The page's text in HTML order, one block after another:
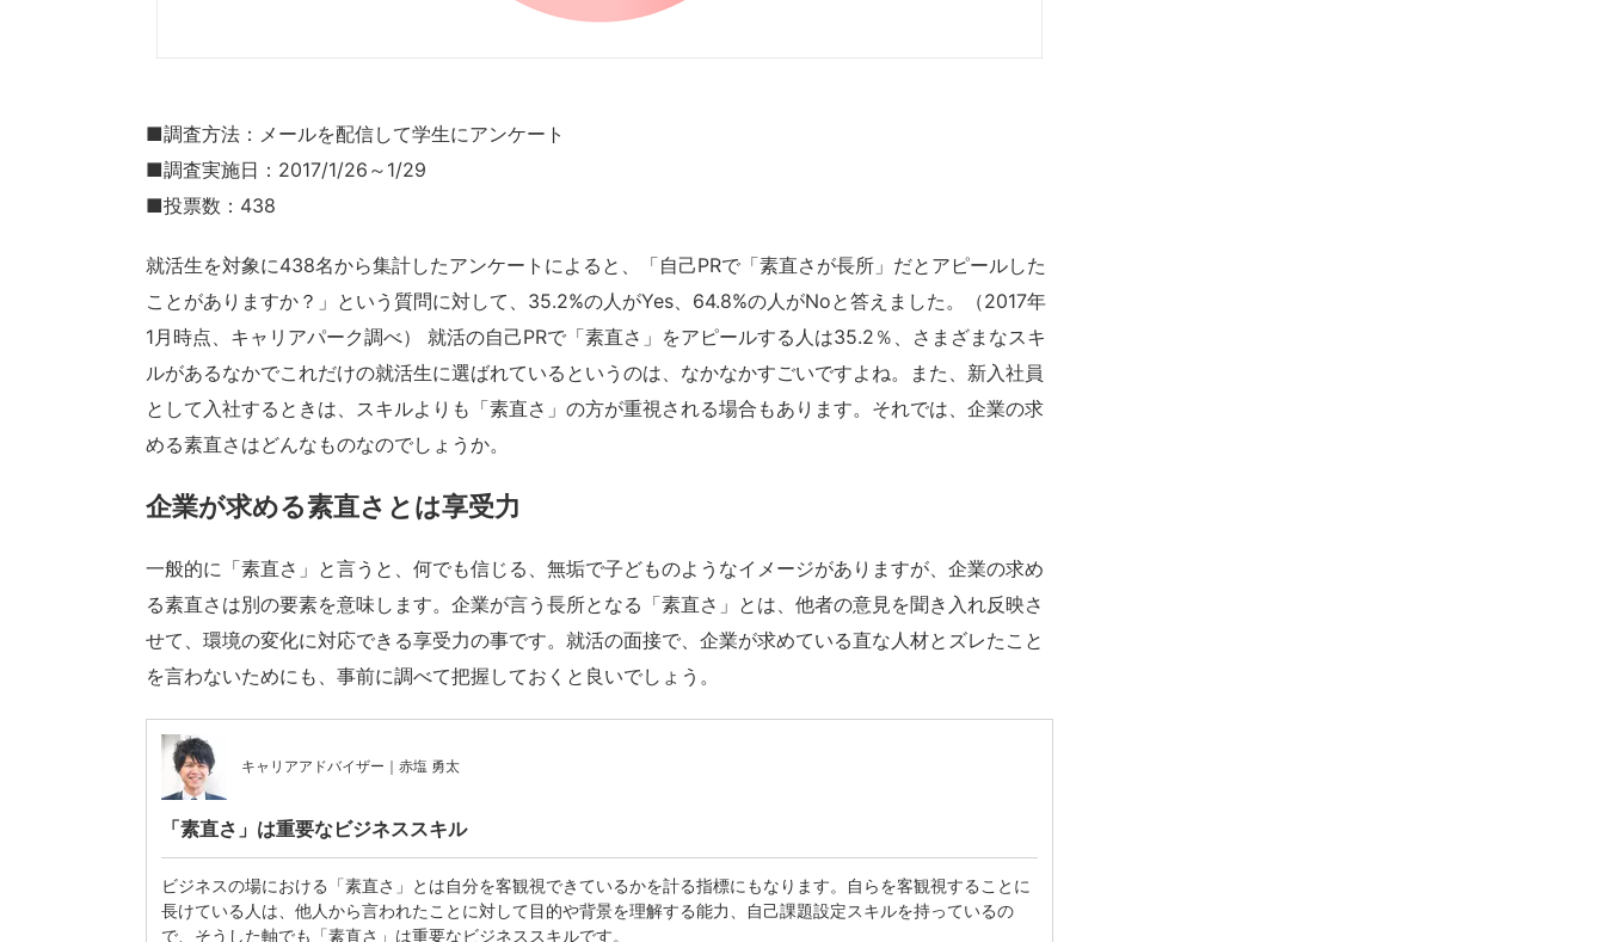
■調査方法：メールを配信して学生にアンケート
■調査実施日：2017/1/26～1/29
■投票数：438
就活生を対象に438名から集計したアンケートによると、「自己PRで「素直さが長所」だとアピールした
ことがありますか？」という質問に対して、35.2%の人がYes、64.8%の人がNoと答えました。（2017年
1月時点、キャリアパーク調べ） 就活の自己PRで「素直さ」をアピールする人は35.2％、さまざまなスキ
ルがあるなかでこれだけの就活生に選ばれているというのは、なかなかすごいですよね。また、新入社員
として入社するときは、スキルよりも「素直さ」の方が重視される場合もあります。それでは、企業の求
める素直さはどんなものなのでしょうか。
企業が求める素直さとは享受力
一般的に「素直さ」と言うと、何でも信じる、無垢で子どものようなイメージがありますが、企業の求め
る素直さは別の要素を意味します。企業が言う長所となる「素直さ」とは、他者の意見を聞き入れ反映さ
せて、環境の変化に対応できる享受力の事です。就活の面接で、企業が求めている直な人材とズレたこと
を言わないためにも、事前に調べて把握しておくと良いでしょう。
キャリアアドバイザー｜赤塩 勇太
「素直さ」は重要なビジネススキル
ビジネスの場における「素直さ」とは自分を客観視できているかを計る指標にもなります。自らを客観視することに
長けている人は、他人から言われたことに対して目的や背景を理解する能力、自己課題設定スキルを持っているの
で、そうした軸でも「素直さ」は重要なビジネススキルです。